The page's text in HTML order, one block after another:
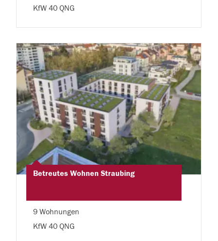
KfW 40 QNG
Betreutes Wohnen Straubing
9 Wohnungen
KfW 40 QNG